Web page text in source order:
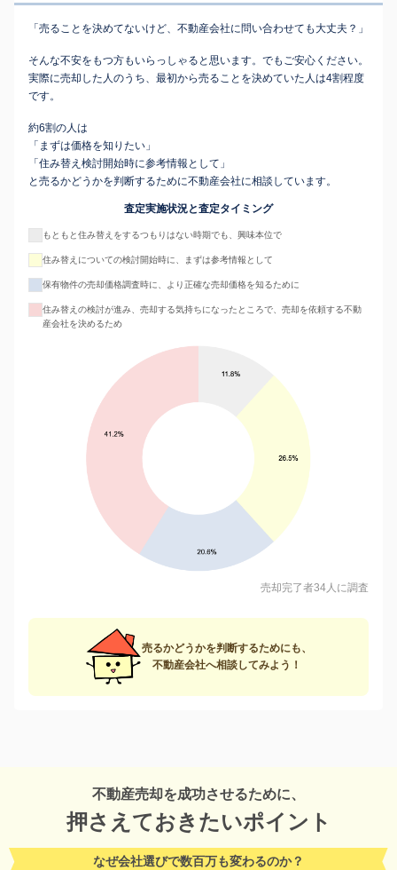
「売ることを決めてないけど、不動産会社に問い合わせても大丈夫？」
そんな不安をもつ方もいらっしゃると思います。でもご安心ください。
実際に売却した人のうち、最初から売ることを決めていた人は4割程度
です。
約6割の人は
「まずは価格を知りたい」
「住み替え検討開始時に参考情報として」
と売るかどうかを判断するために不動産会社に相談しています。
査定実施状況と査定タイミング
もともと住み替えをするつもりはない時期でも、興味本位で
住み替えについての検討開始時に、まずは参考情報として
保有物件の売却価格調査時に、より正確な売却価格を知るために
住み替えの検討が進み、売却する気持ちになったところで、売却を依頼する不動
産会社を決めるため
売却完了者34人に調査
売るかどうかを判断するためにも、
不動産会社へ相談してみよう！
不動産売却を成功させるために、
押さえておきたいポイント
なぜ会社選びで数百万も変わるのか？